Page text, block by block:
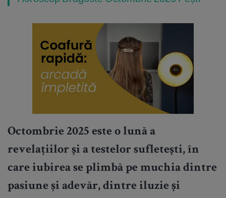
Octombrie 2025 este o lună a
revelațiilor și a testelor sufletești, în
care iubirea se plimbă pe muchia dintre
pasiune și adevăr, dintre iluzie și